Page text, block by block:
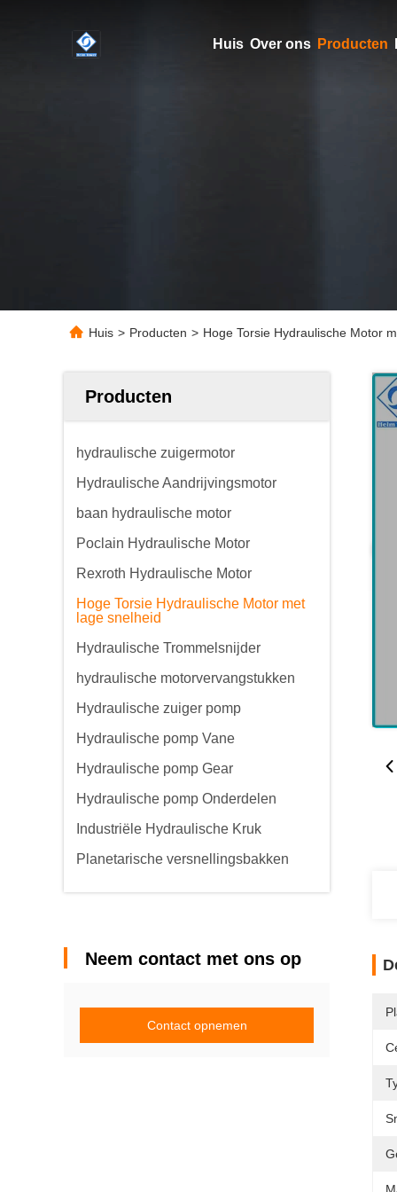
Huis Over ons Producten
Huis > Producten > Hoge Torsie Hydraulische Motor
Producten
hydraulische zuigermotor
Hydraulische Aandrijvingsmotor
baan hydraulische motor
Poclain Hydraulische Motor
Rexroth Hydraulische Motor
Hoge Torsie Hydraulische Motor met
lage snelheid
Hydraulische Trommelsnijder
hydraulische motorvervangstukken
Hydraulische zuiger pomp
Hydraulische pomp Vane
Hydraulische pomp Gear
Hydraulische pomp Onderdelen
Industriële Hydraulische Kruk
Planetarische versnellingsbakken
Neem contact met ons op
Contact opnemen